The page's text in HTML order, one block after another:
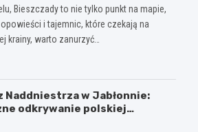
Bieszczady to nie tylko punkt na mapie,
i tajemnic, które czekają na
krainy, warto zanurzyć…
Naddniestrza w Jabłonnie:
odkrywanie polskiej